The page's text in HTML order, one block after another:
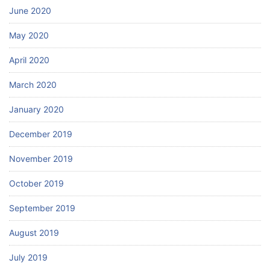
June 2020
May 2020
April 2020
March 2020
January 2020
December 2019
November 2019
October 2019
September 2019
August 2019
July 2019